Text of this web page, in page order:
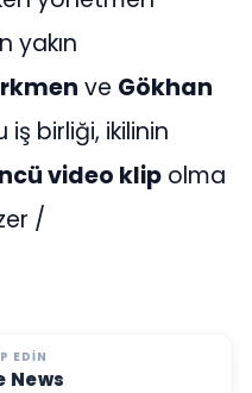
yakın
ve Gökhan
iş birliği, ikilinin
video klip olma
/
EDIN
News